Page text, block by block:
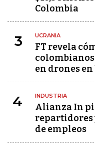
Colombia
3 UCRANIA
FT revela
en drones
4 INDUSTRIA
Alianza In
repartidores
de empleos